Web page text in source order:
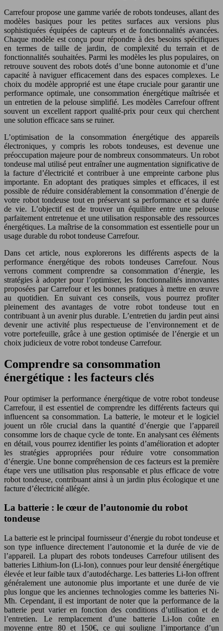
Carrefour propose une gamme variée de robots tondeuses, allant des
modèles basiques pour les petites surfaces aux versions plus
sophistiquées équipées de capteurs et de fonctionnalités avancées.
Chaque modèle est conçu pour répondre à des besoins spécifiques
en termes de taille de jardin, de complexité du terrain et de
fonctionnalités souhaitées. Parmi les modèles les plus populaires, on
retrouve souvent des robots dotés d’une bonne autonomie et d’une
capacité à naviguer efficacement dans des espaces complexes. Le
choix du modèle approprié est une étape cruciale pour garantir une
performance optimale, une consommation énergétique maîtrisée et
un entretien de la pelouse simplifié. Les modèles Carrefour offrent
souvent un excellent rapport qualité-prix pour ceux qui cherchent
une solution efficace sans se ruiner.
L’optimisation de la consommation énergétique des appareils
électroniques, y compris les robots tondeuses, est devenue une
préoccupation majeure pour de nombreux consommateurs. Un robot
tondeuse mal utilisé peut entraîner une augmentation significative de
la facture d’électricité et contribuer à une empreinte carbone plus
importante. En adoptant des pratiques simples et efficaces, il est
possible de réduire considérablement la consommation d’énergie de
votre robot tondeuse tout en préservant sa performance et sa durée
de vie. L’objectif est de trouver un équilibre entre une pelouse
parfaitement entretenue et une utilisation responsable des ressources
énergétiques. La maîtrise de la consommation est essentielle pour un
usage durable du robot tondeuse Carrefour.
Dans cet article, nous explorerons les différents aspects de la
performance énergétique des robots tondeuses Carrefour. Nous
verrons comment comprendre sa consommation d’énergie, les
stratégies à adopter pour l’optimiser, les fonctionnalités innovantes
proposées par Carrefour et les bonnes pratiques à mettre en œuvre
au quotidien. En suivant ces conseils, vous pourrez profiter
pleinement des avantages de votre robot tondeuse tout en
contribuant à un avenir plus durable. L’entretien du jardin peut ainsi
devenir une activité plus respectueuse de l’environnement et de
votre portefeuille, grâce à une gestion optimisée de l’énergie et un
choix judicieux de votre robot tondeuse Carrefour.
Comprendre sa consommation
énergétique : les facteurs clés
Pour optimiser la performance énergétique de votre robot tondeuse
Carrefour, il est essentiel de comprendre les différents facteurs qui
influencent sa consommation. La batterie, le moteur et le logiciel
jouent un rôle crucial dans la quantité d’énergie que l’appareil
consomme lors de chaque cycle de tonte. En analysant ces éléments
en détail, vous pourrez identifier les points d’amélioration et adopter
les stratégies appropriées pour réduire votre consommation
d’énergie. Une bonne compréhension de ces facteurs est la première
étape vers une utilisation plus responsable et plus efficace de votre
robot tondeuse, contribuant ainsi à un jardin plus écologique et une
facture d’électricité allégée.
La batterie : le cœur de l’autonomie du robot
tondeuse
La batterie est le principal fournisseur d’énergie du robot tondeuse et
son type influence directement l’autonomie et la durée de vie de
l’appareil. La plupart des robots tondeuses Carrefour utilisent des
batteries Lithium-Ion (Li-Ion), connues pour leur densité énergétique
élevée et leur faible taux d’autodécharge. Les batteries Li-Ion offrent
généralement une autonomie plus importante et une durée de vie
plus longue que les anciennes technologies comme les batteries Ni-
Mh. Cependant, il est important de noter que la performance de la
batterie peut varier en fonction des conditions d’utilisation et de
l’entretien. Le remplacement d’une batterie Li-Ion coûte en
moyenne entre 80 et 150€, ce qui souligne l’importance d’un